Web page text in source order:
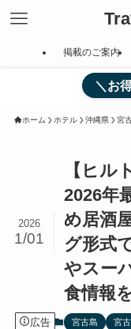
掲載のご案内
＼お
ホーム ホテル 沖縄県 宮
【ヒル
2026年
め居酒
グ形式
やスー
食情報
2026
1/01
広告 宮古島 宮